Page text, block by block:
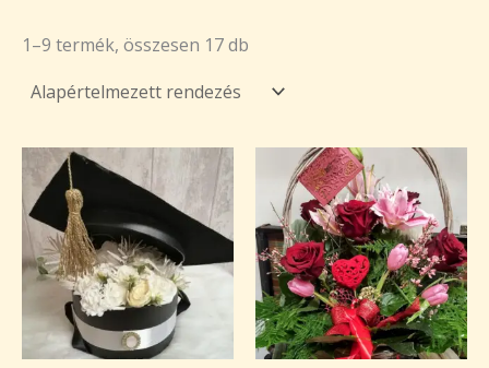
1–9 termék, összesen 17 db